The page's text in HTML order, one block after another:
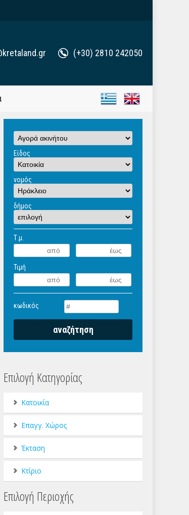
(+30) 2810 242050
Είδος
νομός
δήμος
Τ.μ.
Τιμή
κωδικός
Επιλογή Κατηγορίας
Κατοικία
Επαγγ. Χώρος
Έκταση
Κτίριο
Επιλογή Περιοχής